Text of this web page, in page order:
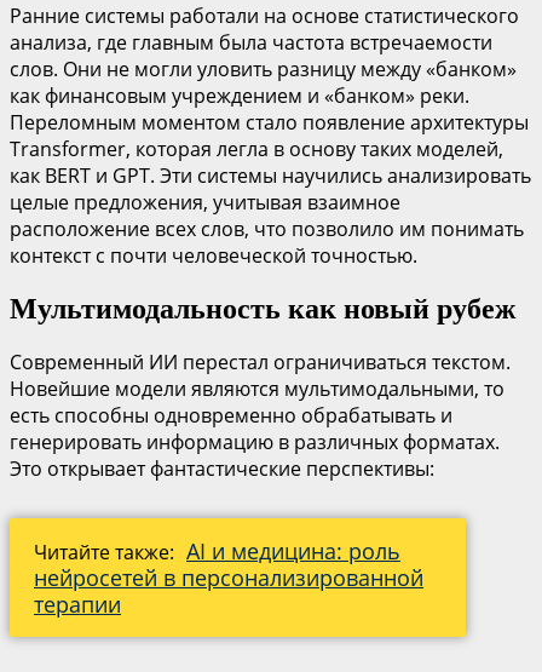
Ранние системы работали на основе статистического
анализа, где главным была частота встречаемости
слов. Они не могли уловить разницу между «банком»
как финансовым учреждением и «банком» реки.
Переломным моментом стало появление архитектуры
Transformer, которая легла в основу таких моделей,
как BERT и GPT. Эти системы научились анализировать
целые предложения, учитывая взаимное
расположение всех слов, что позволило им понимать
контекст с почти человеческой точностью.
Мультимодальность как новый рубеж
Современный ИИ перестал ограничиваться текстом.
Новейшие модели являются мультимодальными, то
есть способны одновременно обрабатывать и
генерировать информацию в различных форматах.
Это открывает фантастические перспективы:
Читайте также: AI и медицина: роль
нейросетей в персонализированной
терапии